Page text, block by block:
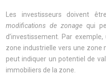
Les investisseurs doivent
modifications de zonage qui
d’investissement. Par
zone industrielle vers une zone
peut indiquer un potentiel de
immobiliers de la zone.